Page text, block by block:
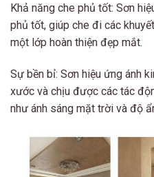
Khả năng che phủ tốt: Sơn
phủ tốt, giúp che đi các
một lớp hoàn thiện đẹp mắt.
Sự bền bỉ: Sơn hiệu ứng ánh
xước và chịu được các tác
như ánh sáng mặt trời và độ